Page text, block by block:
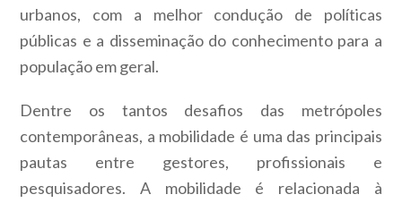
urbanos, com a melhor condução de políticas
públicas e a disseminação do conhecimento para a
população em geral.
Dentre os tantos desafios das metrópoles
contemporâneas, a mobilidade é uma das principais
pautas entre gestores, profissionais e
pesquisadores. A mobilidade é relacionada à